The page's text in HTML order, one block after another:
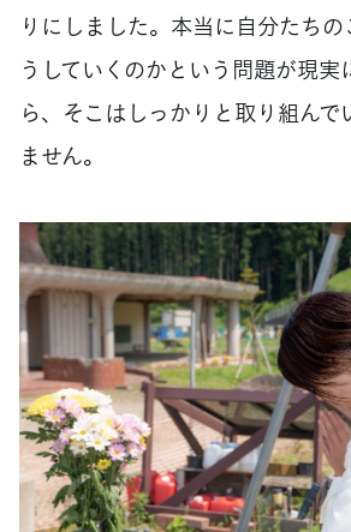
りにしました。本当に自分たち
うしていくのかという問題が現
ら、そこはしっかりと取り組んで
ません。